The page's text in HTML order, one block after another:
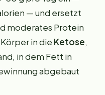
— und ersetzt
moderates Protein
in die Ketose,
in dem Fett in
abgebaut